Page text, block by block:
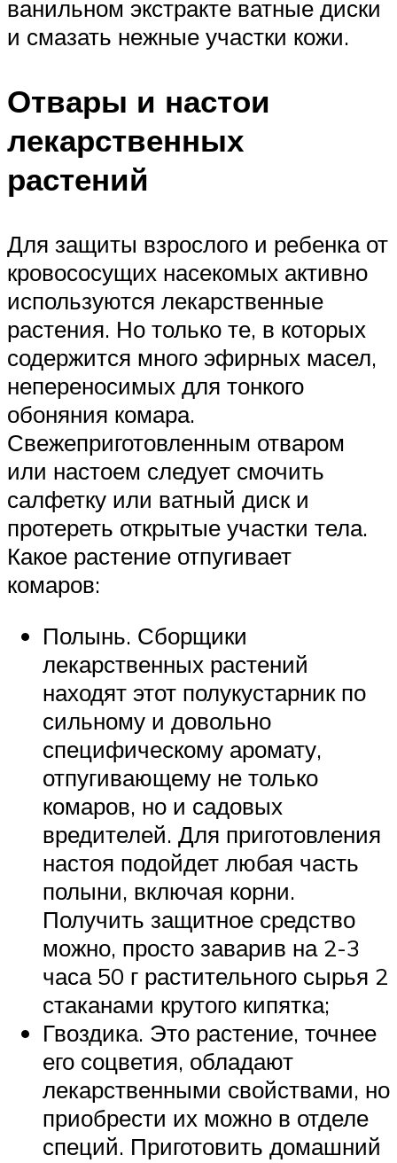
ванильном экстракте ватные диски
и смазать нежные участки кожи.
Отвары и настои
лекарственных
растений
Для защиты взрослого и ребенка от
кровососущих насекомых активно
используются лекарственные
растения. Но только те, в которых
содержится много эфирных масел,
непереносимых для тонкого
обоняния комара.
Свежеприготовленным отваром
или настоем следует смочить
салфетку или ватный диск и
протереть открытые участки тела.
Какое растение отпугивает
комаров:
Полынь. Сборщики
лекарственных растений
находят этот полукустарник по
сильному и довольно
специфическому аромату,
отпугивающему не только
комаров, но и садовых
вредителей. Для приготовления
настоя подойдет любая часть
полыни, включая корни.
Получить защитное средство
можно, просто заварив на 2-3
часа 50 г растительного сырья 2
стаканами крутого кипятка;
Гвоздика. Это растение, точнее
его соцветия, обладают
лекарственными свойствами, но
приобрести их можно в отделе
специй. Приготовить домашний